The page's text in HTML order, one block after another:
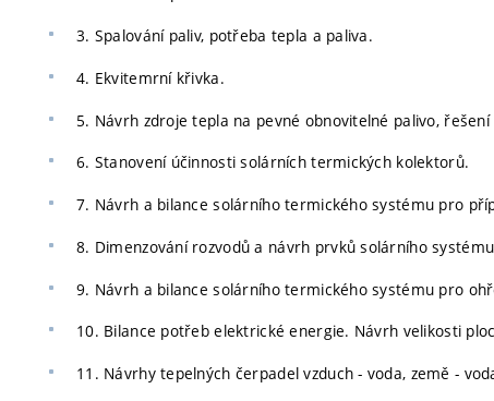
3. Spalování paliv, potřeba tepla a paliva.
4. Ekvitemrní křivka.
5. Návrh zdroje tepla na pevné obnovitelné palivo,
6. Stanovení účinnosti solárních termických kolektorů.
7. Návrh a bilance solárního termického systému pro
8. Dimenzování rozvodů a návrh prvků solárního
9. Návrh a bilance solárního termického systému pro
10. Bilance potřeb elektrické energie. Návrh velikosti
11. Návrhy tepelných čerpadel vzduch - voda, země -